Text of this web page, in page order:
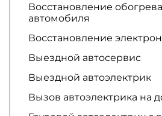
Восстановление
автомобиля
Восстановление
Выездной автосервис
Выездной автоэлектрик
Вызов автоэлектрика на